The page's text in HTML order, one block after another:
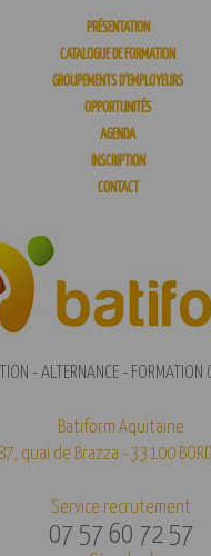
PRÉSENTATION
CATALOGUE DE FORMATION
GROUPEMENTS D’EMPLOYEURS
OPPORTUNITÉS
AGENDA
INSCRIPTION
CONTACT
- ALTERNANCE - FORMATION
Batiform Aquitaine
quai de Brazza - 33100
Service recrutement
07 57 60 72 57